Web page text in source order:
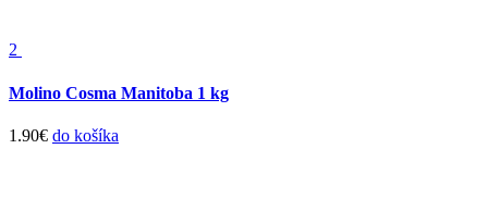
2
Molino Cosma Manitoba 1 kg
1.90€ do košíka